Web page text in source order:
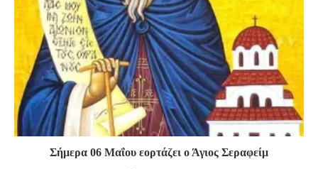
Σήμερα 06 Μαΐου εορτάζει ο Άγιος Σεραφείμ